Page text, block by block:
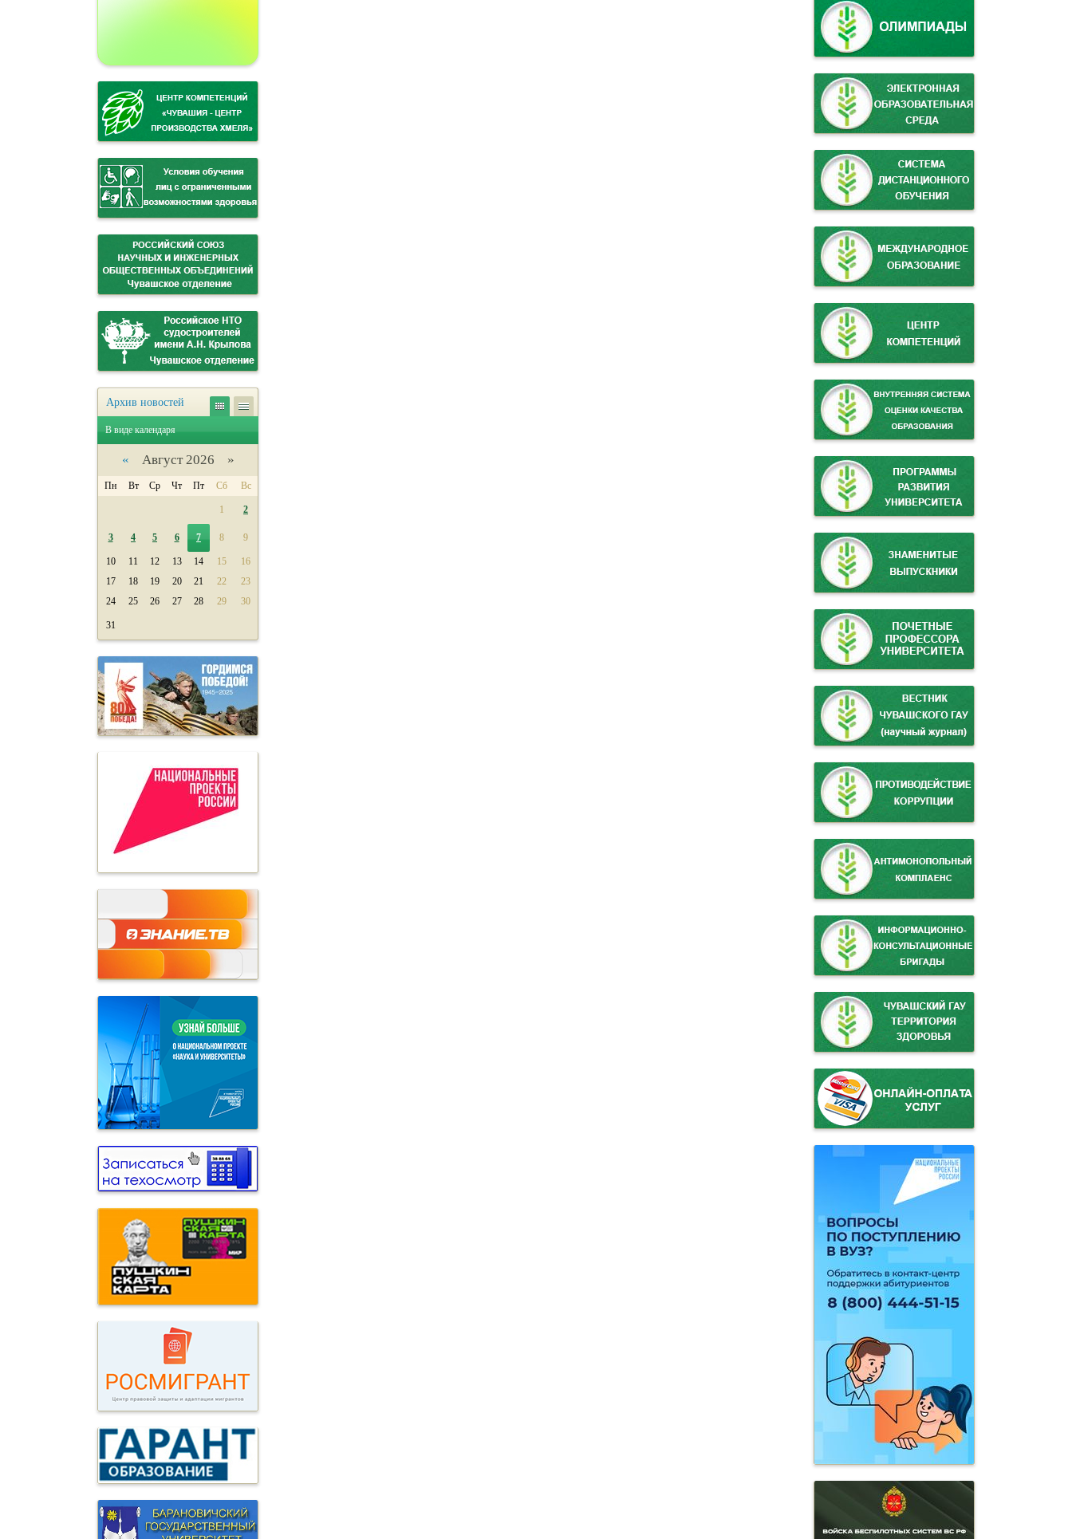
Архив новостей
В виде календаря
« Август 2026 »
Пн Вт Ср Чт Пт Сб Вс
1 2
3 4 5 6 7 8 9
10 11 12 13 14 15
16
17
18 19 20 21 22
23
24
25 26 27 28 29 30
31